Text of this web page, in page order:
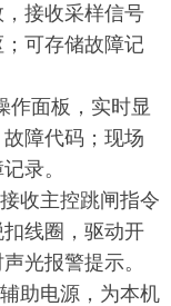
接收采样信号
可存储故障记
作面板，实时显
障代码；现场
录。
收主控跳闸指令
线圈，驱动开
光报警提示。
助电源，为本机